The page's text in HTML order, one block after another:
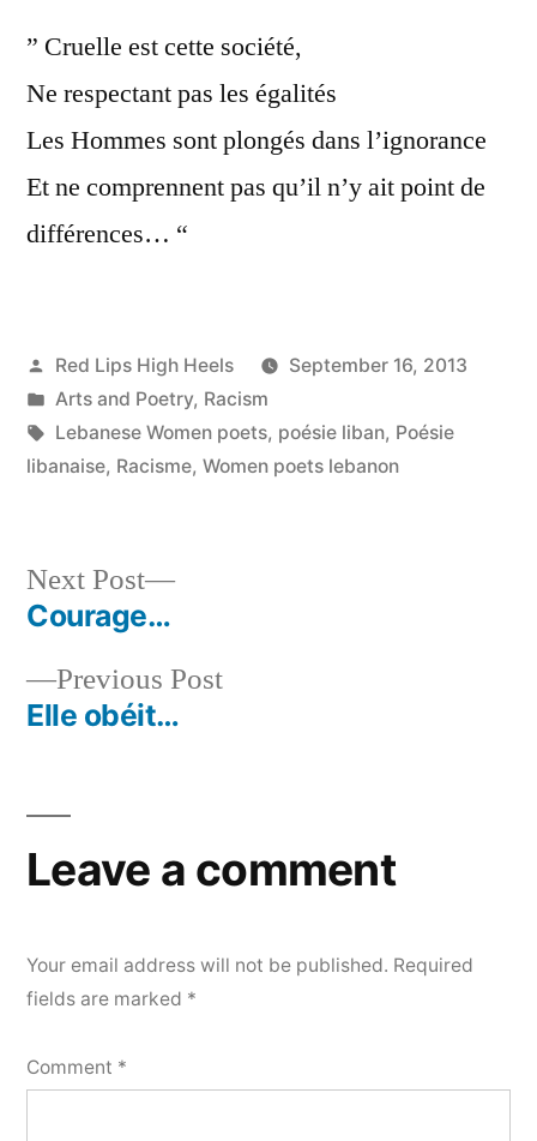
” Cruelle est cette société,
Ne respectant pas les égalités
Les Hommes sont plongés dans l’ignorance
Et ne comprennent pas qu’il n’y ait point de
différences… “
Posted
by
Red Lips High Heels
September 16, 2013
Posted
in
Arts and Poetry, Racism
Tags:
Lebanese Women poets, poésie liban, Poésie
libanaise, Racisme, Women poets lebanon
Post
navigation
Previous PostPrevious
Elle obéit…
Next Post
Next
Courage…
Leave a comment
Your email address will not be published. Required
fields are marked *
Comment *